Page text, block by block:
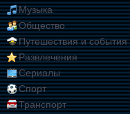
Музыка
Общество
Путешествия и события
Развлечения
Сериалы
Спорт
Транспорт